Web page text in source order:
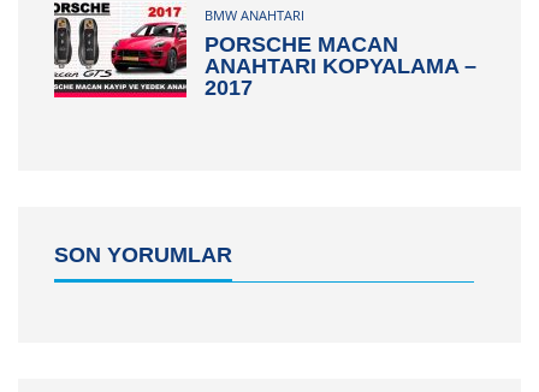
BMW ANAHTARI
PORSCHE MACAN
ANAHTARI KOPYALAMA –
2017
SON YORUMLAR